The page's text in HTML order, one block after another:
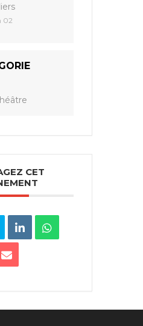
02
CET